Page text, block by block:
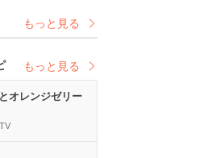
もっと見る
もっと見る
オレンジゼリー